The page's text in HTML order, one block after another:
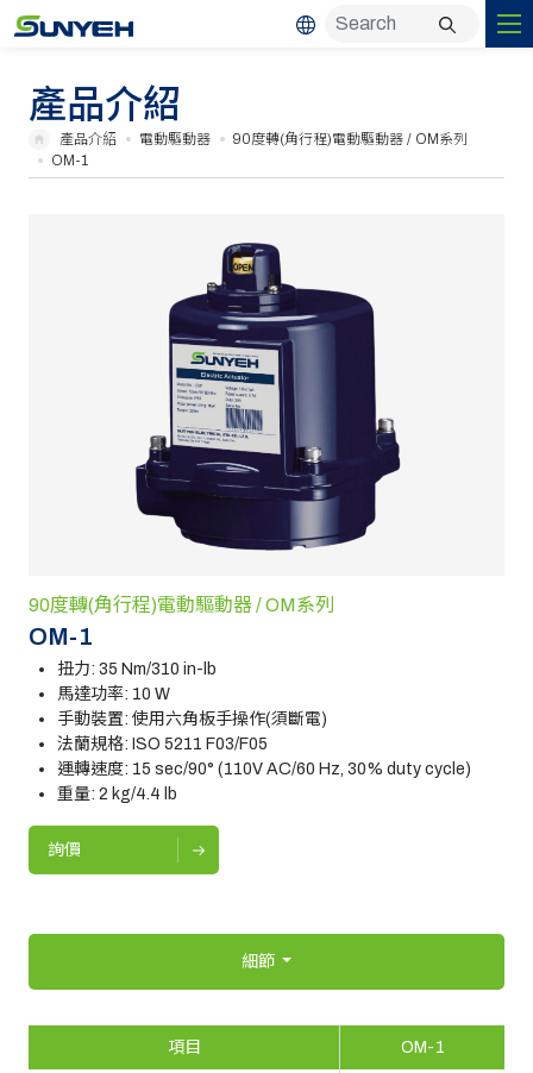
產品介紹
產品介紹 電動驅動器
90度轉(角行程)電動驅動器 / OM系列
OM-1
90度轉(角行程)電動驅動器 / OM系列
OM-1
扭力: 35 Nm/310 in-lb
馬達功率: 10 W
手動裝置: 使用六角板手操作(須斷電)
法蘭規格: ISO 5211 F03/F05
運轉速度: 15 sec/90° (110V AC/60 Hz, 30% duty cycle)
重量: 2 kg/4.4 lb
詢價
細節
項目 OM-1